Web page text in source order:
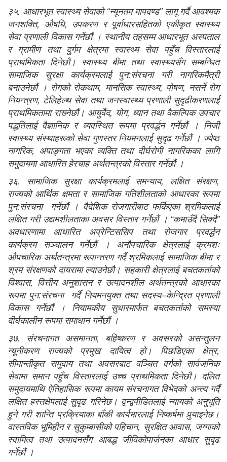
३५. आधारभूत स्वास्थ्य सेवाको “न्यूनतम मापदण्ड” लागू गर्दै आवश्यक
जनशक्ति, औषधि, उपकरण र पूर्वाधारसहितको एकीकृत स्वास्थ्य
सेवा प्रणाली विकास गर्नेछौं । स्थानीय तहसम्म आधारभूत अस्पताल
र ग्रामीण तथा दुर्गम क्षेत्रमा स्वास्थ्य सेवा पहुँच विस्तारलाई
प्राथमिकता दिनेछौ। स्वास्थ्य बीमा तथा स्वास्थ्यसँग सम्बन्धित
सामाजिक सुरक्षा कार्यक्रमलाई पुन:संरचना गरी नागरिकमैत्री
बनाउनेछौं । रोगको रोकथाम, मानसिक स्वास्थ्य, पोषण, नसर्ने रोग
नियन्त्रण, टेलिहेल्थ सेवा तथा जनस्वास्थ्य प्रणाली सुदृढीकरणलाई
प्राथमिकतामा राख्‍नेछौं। आयुर्वेद, योग, ध्यान तथा वैकल्पिक उपचार
पद्धतिलाई वैज्ञानिक र व्यवस्थित रूपमा प्रवर्द्धन गर्नेछौं । निजी
स्वास्थ्य संस्थाहरूको सेवा गुणस्तर नियमनलाई सुदृढ गर्नेछौं । ज्येष्ठ
नागरिक, अपाङ्गता भएका व्यक्ति तथा दीर्घरोगी नागरिकका लागि
समुदायमा आधारित हेरचाह अर्थतन्त्रको विस्तार गर्नेछौं ।
३६. सामाजिक सुरक्षा कार्यक्रमलाई समन्याय, लक्षित संरक्षण,
राज्यको आर्थिक क्षमता र सामाजिक गतिशीलताको आधारका रूपमा
पुन:संरचना गर्नेछौं । वैदेशिक रोजगारीबाट फर्किएका श्रमिकलाई
लक्षित गरी उद्यमशीलताका अवसर विस्तार गर्नेछौं । “कमाउँदै सिक्दै”
अवधारणामा आधारित अप्रेन्टिससिप तथा रोजगार प्रवर्द्धन
कार्यक्रम सञ्चालन गर्नेछौं । अनौपचारिक क्षेत्रलाई क्रमशः
औपचारिक अर्थतन्त्रमा रूपान्तरण गर्दै श्रमिकलाई सामाजिक बीमा र
श्रम संरक्षणको दायरामा ल्याउनेछौ। सहकारी क्षेत्रलाई बचतकर्ताको
विश्वास, वित्तीय अनुशासन र उत्पादनशील अर्थतन्त्रको आधारका
रूपमा पुन:संरचना गर्दै नियमनयुक्त तथा सदस्य–केन्द्रित प्रणाली
विकास गर्नेछौं । नियामकीय सुधारमार्फत बचतकर्ताको समस्या
दीर्घकालीन रूपमा समाधान गर्नेछौं ।
३७. संरचनागत असमानता, बहिष्करण र अवसरको असन्तुलन
न्यूनीकरण राज्यको प्रमुख दायित्व हो। पिछडिएका क्षेत्र,
सीमान्तीकृत समुदाय तथा अवसरबाट वञ्चित वर्गको सार्वजनिक
सेवामा समान पहुँच विस्तारलाई उच्च प्राथमिकता दिनेछौ। दलित
समुदायमाथि ऐतिहासिक रूपमा कायम संरचनागत विभेदको अन्त्य गर्दै
लक्षित हस्तक्षेपलाई सुदृढ गरिनेछ। द्वन्द्वपीडितलाई न्यायको अनुभूति
हुने गरी शान्ति प्रक्रियाका बाँकी कार्यभारलाई निष्कर्षमा पुर्‍याइनेछ।
वास्तविक भूमिहीन र सुकुम्बासीको पहिचान, सुरक्षित आवास, जग्गाको
स्वामित्व तथा उत्पादनसँग आबद्ध जीविकोपार्जनका आधार सुदृढ
गर्नेछौं ।